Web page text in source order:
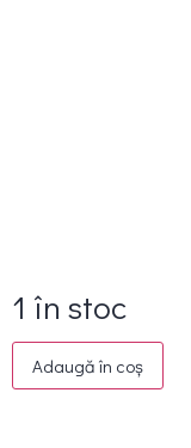
1 în stoc
Adaugă în coș